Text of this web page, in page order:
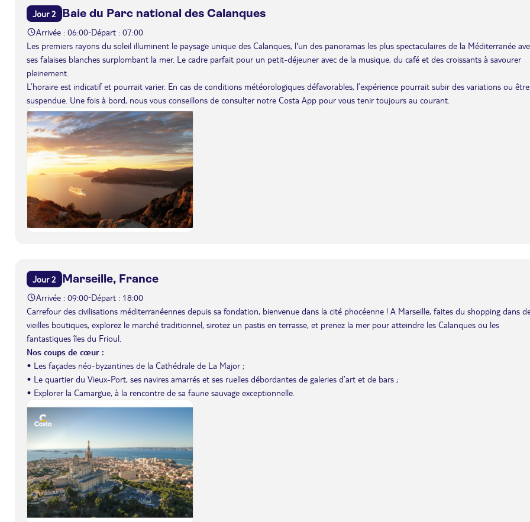
Jour 2 Baie du Parc national des Calanques
Arrivée : 06:00-Départ : 07:00
Les premiers rayons du soleil illuminent le paysage unique des Calanques, l'un des panoramas les plus spectaculaires de la Méditerranée
ses falaises blanches surplombant la mer. Le cadre parfait pour un petit-déjeuner avec de la musique, du café et des croissants à savourer
pleinement.
L’horaire est indicatif et pourrait varier. En cas de conditions météorologiques défavorables, l’expérience pourrait subir des variations ou être
suspendue. Une fois à bord, nous vous conseillons de consulter notre Costa App pour vous tenir toujours au courant.
Jour 2 Marseille, France
Arrivée : 09:00-Départ : 18:00
Carrefour des civilisations méditerranéennes depuis sa fondation, bienvenue dans la cité phocéenne ! A Marseille, faites du shopping dans
vieilles boutiques, explorez le marché traditionnel, sirotez un pastis en terrasse, et prenez la mer pour atteindre les Calanques ou les
fantastiques îles du Frioul.
Nos coups de cœur :
• Les façades néo-byzantines de la Cathédrale de La Major ;
• Le quartier du Vieux-Port, ses navires amarrés et ses ruelles débordantes de galeries d’art et de bars ;
• Explorer la Camargue, à la rencontre de sa faune sauvage exceptionnelle.